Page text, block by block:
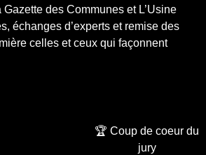
des Communes et L’Usine
échanges d’experts et remise des
celles et ceux qui façonnent
🏆 Coup de coeur du
jury